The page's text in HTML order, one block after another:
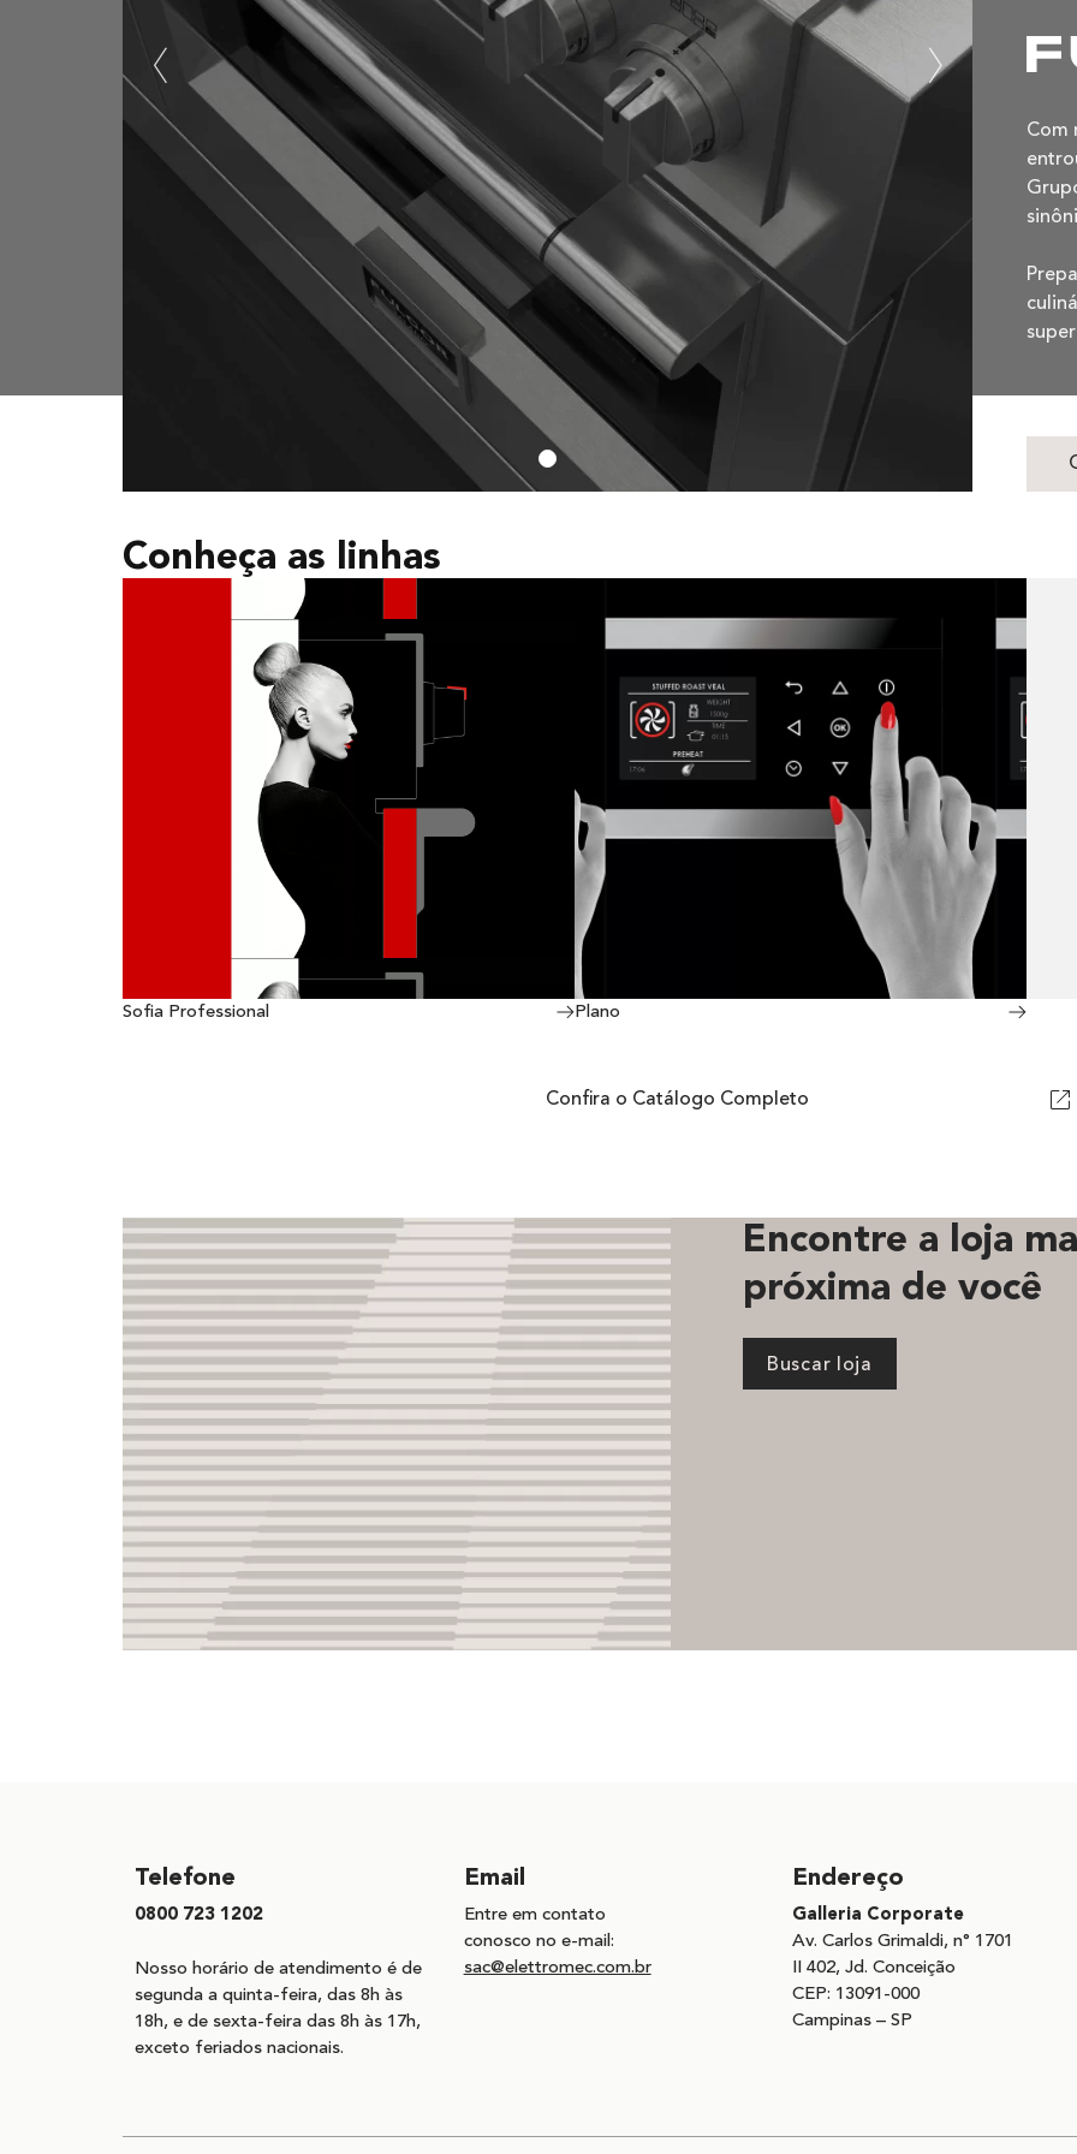
Com
Conheça as linhas
Sofia Professional Plano
Confira o Catálogo Completo
Encontre a loja
próxima de você
Buscar loja
Telefone
0800 723 1202
Nosso horário de atendimento é de
segunda a quinta-feira, das 8h às
18h, e de sexta-feira das 8h às 17h,
exceto feriados nacionais.
Email
Entre em contato
conosco no e-mail:
sac@elettromec.com.br
Endereço
Galleria Corporate
Av. Carlos Grimaldi, n° 1701
II 402, Jd. Conceição
CEP: 13091-000
Campinas – SP